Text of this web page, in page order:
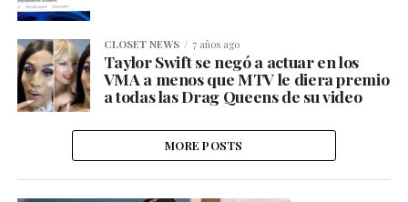
CLOSET NEWS 7 años ago
Taylor Swift se negó a actuar en los
VMA a menos que MTV le diera premio
a todas las Drag Queens de su video
MORE POSTS